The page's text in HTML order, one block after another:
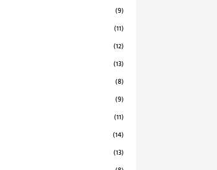
(9)
(11)
(12)
(13)
(8)
(9)
(11)
(14)
(13)